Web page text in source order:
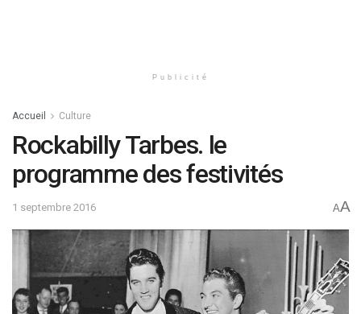
Publicité
Accueil Culture
Rockabilly Tarbes. le
programme des festivités
1 septembre 2016 AA